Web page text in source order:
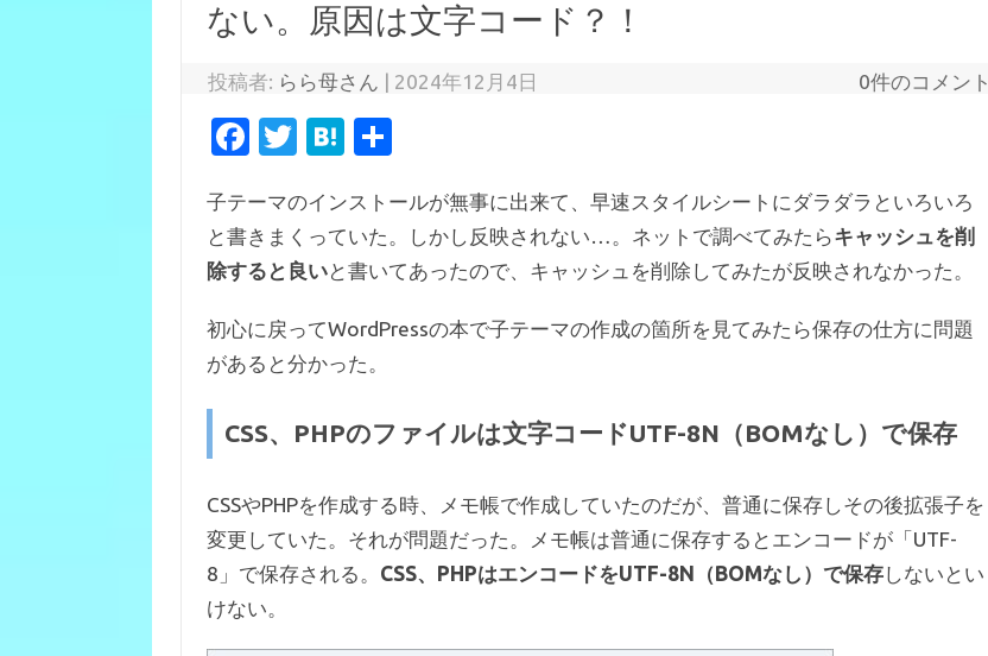
ない。原因は文字コード？！
投稿者: らら母さん | 2024年12月4日 0件のコメント
Fa
e
b
o
o
k
T
it
te
r
H
e
n
a
子テーマのインストールが無事に出来て、早速スタイルシートにダラダラといろいろ
と書きまくっていた。しかし反映されない…。ネットで調べてみたらキャッシュを削
除すると良いと書いてあったので、キャッシュを削除してみたが反映されなかった。
初心に戻ってWordPressの本で子テーマの作成の箇所を見てみたら保存の仕方に問題
があると分かった。
CSS、PHPのファイルは文字コードUTF-8N（BOMなし）で保存
CSSやPHPを作成する時、メモ帳で作成していたのだが、普通に保存しその後拡張子を
変更していた。それが問題だった。メモ帳は普通に保存するとエンコードが「UTF-
8」で保存される。 CSS、PHPはエンコードをUTF-8N（BOMなし）で保存しないとい
けない。